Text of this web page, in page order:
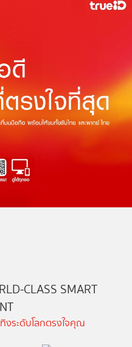
CLASS SMART
งระดับโลกตรงใจคุณ